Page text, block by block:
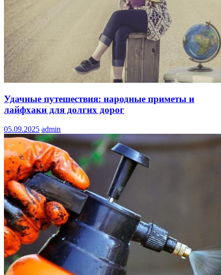
Удачные путешествия: народные приметы и
лайфхаки для долгих дорог
05.09.2025 admin